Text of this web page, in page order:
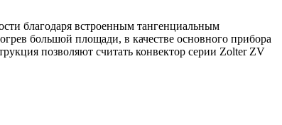
благодаря встроенным тангенциальным
большой площади, в качестве основного прибора
позволяют считать конвектор серии Zolter ZV